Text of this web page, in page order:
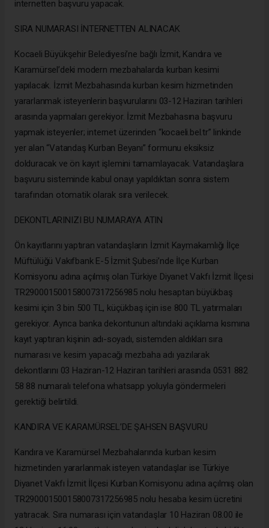
internetten başvuru yapacak.
SIRA NUMARASI İNTERNETTEN ALINACAK
Kocaeli Büyükşehir Belediyesi’ne bağlı İzmit, Kandıra ve
Karamürsel’deki modern mezbahalarda kurban kesimi
yapılacak. İzmit Mezbahasında kurban kesim hizmetinden
yararlanmak isteyenlerin başvurularını 03-12 Haziran tarihleri
arasında yapmaları gerekiyor. İzmit Mezbahasına başvuru
yapmak isteyenler; internet üzerinden “kocaeli.bel.tr” linkinde
yer alan “Vatandaş Kurban Beyanı” formunu eksiksiz
dolduracak ve ön kayıt işlemini tamamlayacak. Vatandaşlara
başvuru sisteminde kabul onayı yapıldıktan sonra sistem
tarafından otomatik olarak sıra verilecek.
DEKONTLARINIZI BU NUMARAYA ATIN
Ön kayıtlarını yaptıran vatandaşların İzmit Kaymakamlığı İlçe
Müftülüğü Vakıfbank E-5 İzmit Şubesi’nde İlçe Kurban
Komisyonu adına açılmış olan Türkiye Diyanet Vakfı İzmit İlçesi
TR290001500158007317256985 nolu hesaptan büyükbaş
kesimi için 3 bin 500 TL, küçükbaş için ise 800 TL yatırmaları
gerekiyor. Ayrıca banka dekontunun altındaki açıklama kısmına
kayıt yaptıran kişinin adı-soyadı, sistemden aldıkları sıra
numarası ve kesim yapacağı mezbaha adı yazılarak
dekontlarını 03 Haziran-12 Haziran tarihleri arasında 0531 882
58 88 numaralı telefona whatsapp yoluyla göndermeleri
gerektiği belirtildi.
KANDIRA VE KARAMÜRSEL’DE ŞAHSEN BAŞVURU
Kandıra ve Karamürsel Mezbahalarında kurban kesim
hizmetinden yararlanmak isteyen vatandaşlar ise Türkiye
Diyanet Vakfı İzmit İlçesi Kurban Komisyonu adına açılmış olan
TR290001500158007317256985 nolu hesaba kesim ücretini
yatıracak. Sıra numarası için vatandaşlar 10 Haziran 08.00 ile